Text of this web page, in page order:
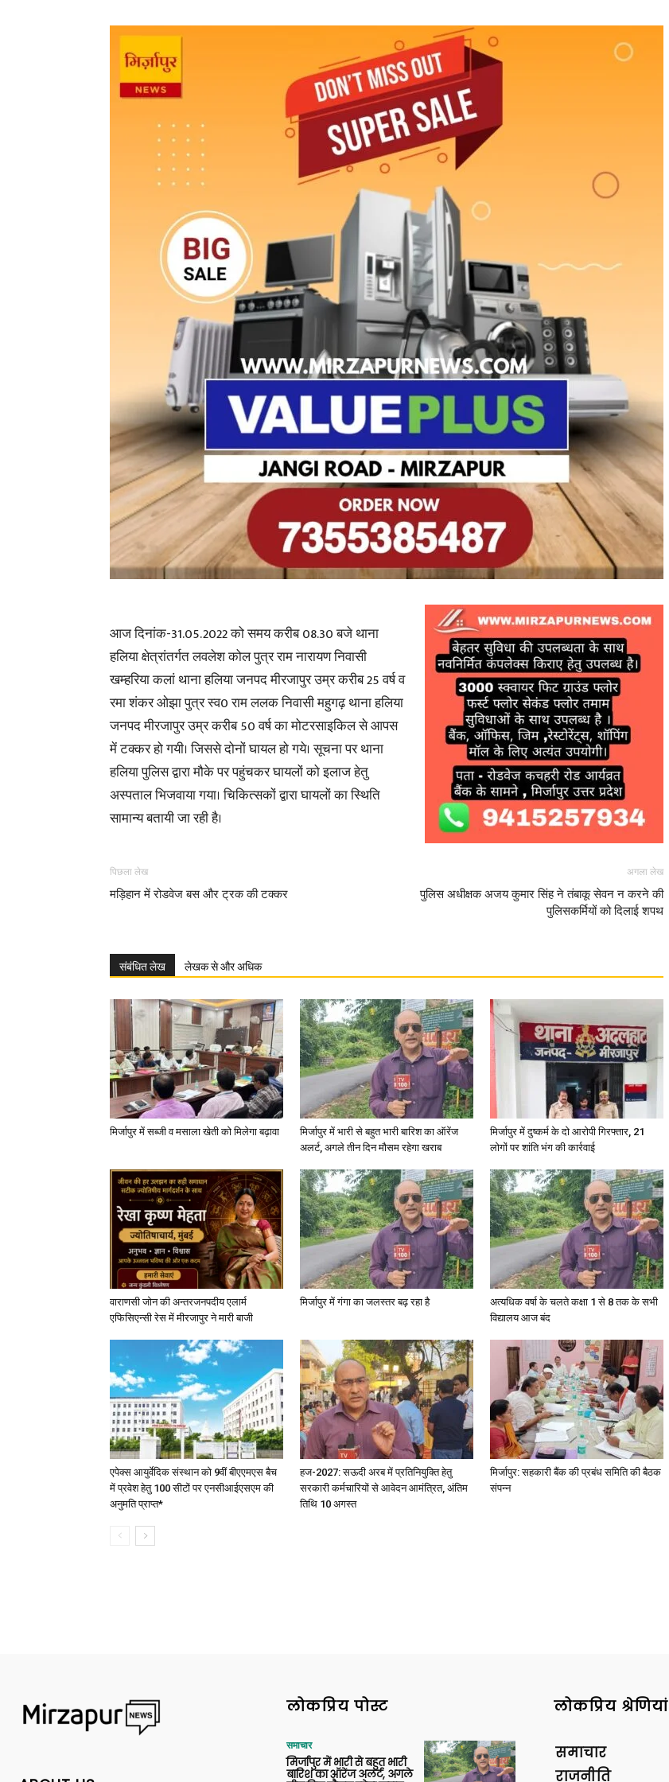
News
in
Hindi,
Today
Hindi
News
Paper
आज दिनांक-31.05.2022 को समय करीब 08.30 बजे थाना
हलिया क्षेत्रांतर्गत लवलेश कोल पुत्र राम नारायण निवासी
खम्हरिया कलां थाना हलिया जनपद मीरजापुर उम्र करीब 25 वर्ष व
रमा शंकर ओझा पुत्र स्व0 राम ललक निवासी महुगढ़ थाना हलिया
जनपद मीरजापुर उम्र करीब 50 वर्ष का मोटरसाइकिल से आपस
में टक्कर हो गयी। जिससे दोनों घायल हो गये। सूचना पर थाना
हलिया पुलिस द्वारा मौके पर पहुंचकर घायलों को इलाज हेतु
अस्पताल भिजवाया गया। चिकित्सकों द्वारा घायलों का स्थिति
सामान्य बतायी जा रही है।
पिछला लेख
मड़िहान में रोडवेज बस और ट्रक की टक्कर
अगला लेख
पुलिस अधीक्षक अजय कुमार सिंह ने तंबाकू सेवन न करने की
पुलिसकर्मियों को दिलाई शपथ
संबंधित लेख लेखक से और अधिक
मिर्जापुर में सब्जी व मसाला खेती को मिलेगा बढ़ावा
मिर्जापुर में भारी से बहुत भारी बारिश का ऑरेंज
अलर्ट, अगले तीन दिन मौसम रहेगा खराब
मिर्जापुर में दुष्कर्म के दो आरोपी गिरफ्तार, 21
लोगों पर शांति भंग की कार्रवाई
वाराणसी जोन की अन्तरजनपदीय एलार्म
एफिसिएन्सी रेस में मीरजापुर ने मारी बाजी
मिर्जापुर में गंगा का जलस्तर बढ़ रहा है
अत्यधिक वर्षा के चलते कक्षा 1 से 8 तक के सभी
विद्यालय आज बंद
एपेक्स आयुर्वेदिक संस्थान को 9वीं बीएएमएस बैच
में प्रवेश हेतु 100 सीटों पर एनसीआईएसएम की
अनुमति प्राप्त*
हज-2027: सऊदी अरब में प्रतिनियुक्ति हेतु
सरकारी कर्मचारियों से आवेदन आमंत्रित, अंतिम
तिथि 10 अगस्त
मिर्जापुर: सहकारी बैंक की प्रबंध समिति की बैठक
संपन्न
लोकप्रिय पोस्ट
समाचार
मिर्जापुर में भारी से बहुत भारी
बारिश का ऑरेंज अलर्ट, अगले
लोकप्रिय श्रेणियां
समाचार
राजनीति